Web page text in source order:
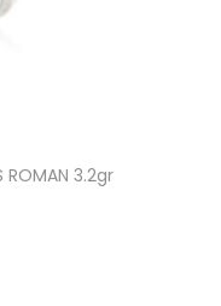
ROMAN 3.2gr